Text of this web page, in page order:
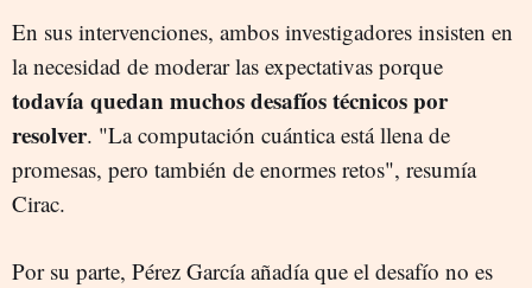
En sus intervenciones, ambos investigadores insisten en
la necesidad de moderar las expectativas porque
todavía quedan muchos desafíos técnicos por
resolver. "La computación cuántica está llena de
promesas, pero también de enormes retos", resumía
Cirac.
Por su parte, Pérez García añadía que el desafío no es